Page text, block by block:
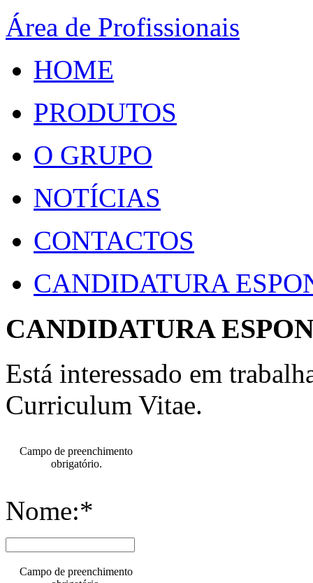
Área de Profissionais
HOME
PRODUTOS
O GRUPO
NOTÍCIAS
CONTACTOS
CANDIDATURA
CANDIDATURA
Está interessado em
Curriculum Vitae.
Campo de preenchimento
obrigatório.
Nome:*
Campo de preenchimento